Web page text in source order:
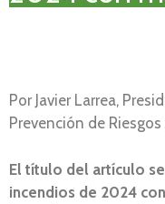
Por Javier Larrea,
Prevención de
El título del artículo
incendios de 2024